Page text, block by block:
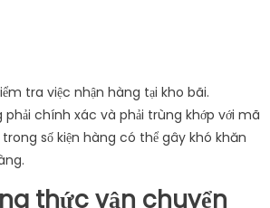
tra việc nhận hàng tại kho bãi.
phải chính xác và phải trùng khớp với mã
số kiện hàng có thể gây khó khăn
thức vận chuyển